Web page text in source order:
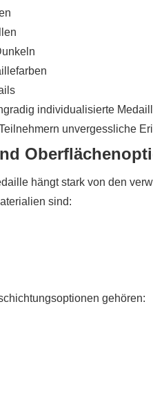
individualisierte
unvergessliche
hängt stark von den
sind:
gehören: